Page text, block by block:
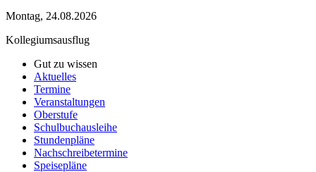
Montag, 24.08.2026
Kollegiumsausflug
Gut zu wissen
Aktuelles
Termine
Veranstaltungen
Oberstufe
Schulbuchausleihe
Stundenpläne
Nachschreibetermine
Speisepläne